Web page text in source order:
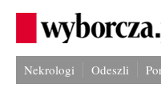
Nekrologi Odeszli